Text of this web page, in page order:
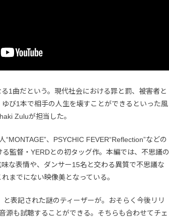
1曲だという。現代社会における罪と罰、被害者と
び1本で相手の人生を壊すことができるといった風
Zuluが担当した。
、PSYCHIC FEVER“Reflection”などの
監督・YERDとの初タッグ作。本編では、不思議の
な表情や、ダンサー15名と交わる異質で不思議な
までにない映像美となっている。
表記された謎のティーザーが。おそらく今後リリ
源も試聴することができる。そちらも合わせてチェ